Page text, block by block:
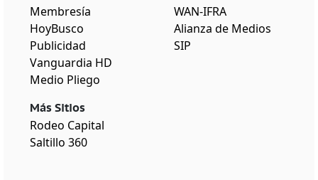
Membresía
HoyBusco
Publicidad
Vanguardia HD
Medio Pliego
Más Sitios
Rodeo Capital
Saltillo 360
WAN-IFRA
Alianza de Medios
SIP